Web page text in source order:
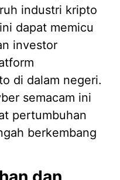
industri kripto
dapat memicu
investor
di dalam negeri.
semacam ini
pertumbuhan
berkembang